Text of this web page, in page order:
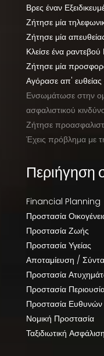
Βρες έναν
Ζήτησε μία
Ζήτησε μία
Κλείσε ένα ραντεβού
Ζήτησε μία
Αγόρασε απ'
Ενσωμάτωσε στην
ασφαλιστικού
Ζήτησε
Έχεις πρόβλημα με
Περιήγηση
Financial Planning
Προστασία
Προστασία Ζωής
Προστασία Υγείας
Αποταμίευση /
Προστασία
Προστασία
Προστασία Ευθυνών
Νομική Προστασία
Ταξιδιωτική Ασφάλιση